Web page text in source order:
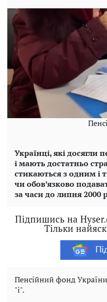
Українці, які досягли
і мають достатньо
стикаються з одним
чи обов’язково
за часи до липня 2000
Підпишись на
Тільки
Пенсійний фонд
"і".